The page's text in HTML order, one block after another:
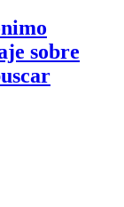
sobre